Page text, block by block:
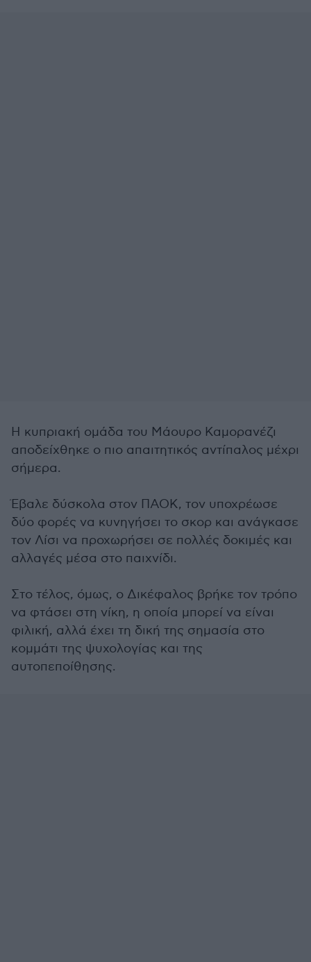
Η κυπριακή ομάδα του Μάουρο Καμορανέζι
αποδείχθηκε ο πιο απαιτητικός αντίπαλος μέχρι
σήμερα.
Έβαλε δύσκολα στον ΠΑΟΚ, τον υποχρέωσε
δύο φορές να κυνηγήσει το σκορ και ανάγκασε
τον Λίσι να προχωρήσει σε πολλές δοκιμές και
αλλαγές μέσα στο παιχνίδι.
Στο τέλος, όμως, ο Δικέφαλος βρήκε τον τρόπο
να φτάσει στη νίκη, η οποία μπορεί να είναι
φιλική, αλλά έχει τη δική της σημασία στο
κομμάτι της ψυχολογίας και της
αυτοπεποίθησης.